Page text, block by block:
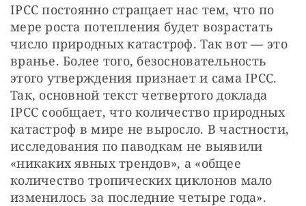
IPCC постоянно стращает нас тем, что по
мере роста потепления будет возрастать
число природных катастроф. Так вот — это
вранье. Более того, безосновательность
этого утверждения признает и сама IPCC.
Так, основной текст четвертого доклада
IPCC сообщает, что количество природных
катастроф в мире не выросло. В частности,
исследования по паводкам не выявили
«никаких явных трендов», а «общее
количество тропических циклонов мало
изменилось за последние четыре года».